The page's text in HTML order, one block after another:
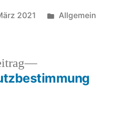
2021
Veröffentlicht
Allgemein
Nächster
Beitrag: